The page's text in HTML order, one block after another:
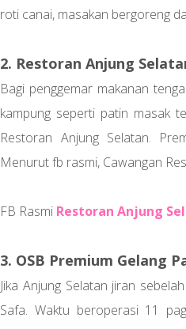
roti canai, masakan bergoreng
2. Restoran Anjung
Bagi penggemar makanan
kampung seperti patin masak
Restoran Anjung Selatan.
Menurut fb rasmi, Cawangan
FB Rasmi Restoran Anjung
3. OSB Premium Gelang
Jika Anjung Selatan jiran
Safa. Waktu beroperasi 11